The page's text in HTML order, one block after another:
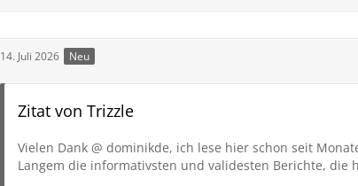
14. Juli 2026 Neu
Zitat von Trizzle
Vielen Dank @ dominikde, ich lese hier schon seit
Langem die informativsten und validesten Berichte, die